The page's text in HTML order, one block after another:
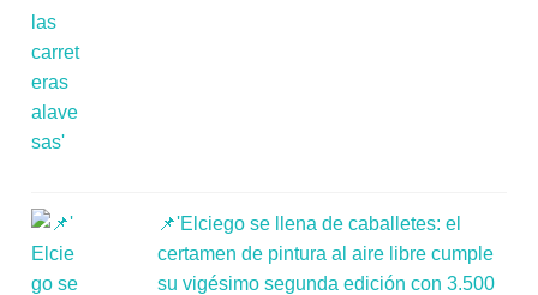
📌'Elciego se llena de caballetes: el
certamen de pintura al aire libre cumple
su vigésimo segunda edición con 3.500